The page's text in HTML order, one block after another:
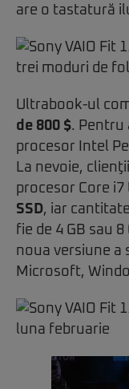
are o tastatură
Ultrabook-ul
de 800 $. Pentru
procesor Intel
La nevoie,
procesor Core i7
SSD, iar
fie de 4 GB sau
noua versiune a
Microsoft,